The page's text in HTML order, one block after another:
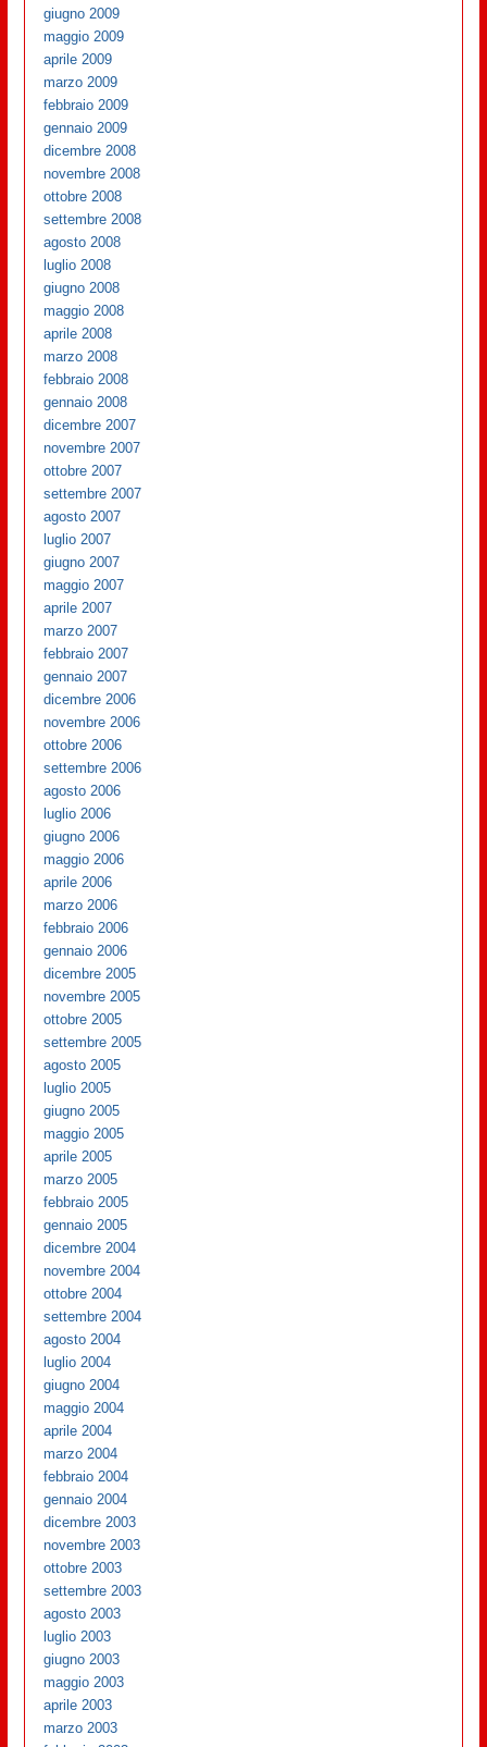
giugno 2009
maggio 2009
aprile 2009
marzo 2009
febbraio 2009
gennaio 2009
dicembre 2008
novembre 2008
ottobre 2008
settembre 2008
agosto 2008
luglio 2008
giugno 2008
maggio 2008
aprile 2008
marzo 2008
febbraio 2008
gennaio 2008
dicembre 2007
novembre 2007
ottobre 2007
settembre 2007
agosto 2007
luglio 2007
giugno 2007
maggio 2007
aprile 2007
marzo 2007
febbraio 2007
gennaio 2007
dicembre 2006
novembre 2006
ottobre 2006
settembre 2006
agosto 2006
luglio 2006
giugno 2006
maggio 2006
aprile 2006
marzo 2006
febbraio 2006
gennaio 2006
dicembre 2005
novembre 2005
ottobre 2005
settembre 2005
agosto 2005
luglio 2005
giugno 2005
maggio 2005
aprile 2005
marzo 2005
febbraio 2005
gennaio 2005
dicembre 2004
novembre 2004
ottobre 2004
settembre 2004
agosto 2004
luglio 2004
giugno 2004
maggio 2004
aprile 2004
marzo 2004
febbraio 2004
gennaio 2004
dicembre 2003
novembre 2003
ottobre 2003
settembre 2003
agosto 2003
luglio 2003
giugno 2003
maggio 2003
aprile 2003
marzo 2003